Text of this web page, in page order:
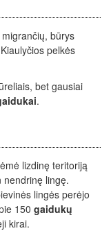
būrys
pelkės
bet gausiai
.
lizdinę teritoriją
nendrinę lingę.
lingės perėjo
150 gaidukų
kirai.